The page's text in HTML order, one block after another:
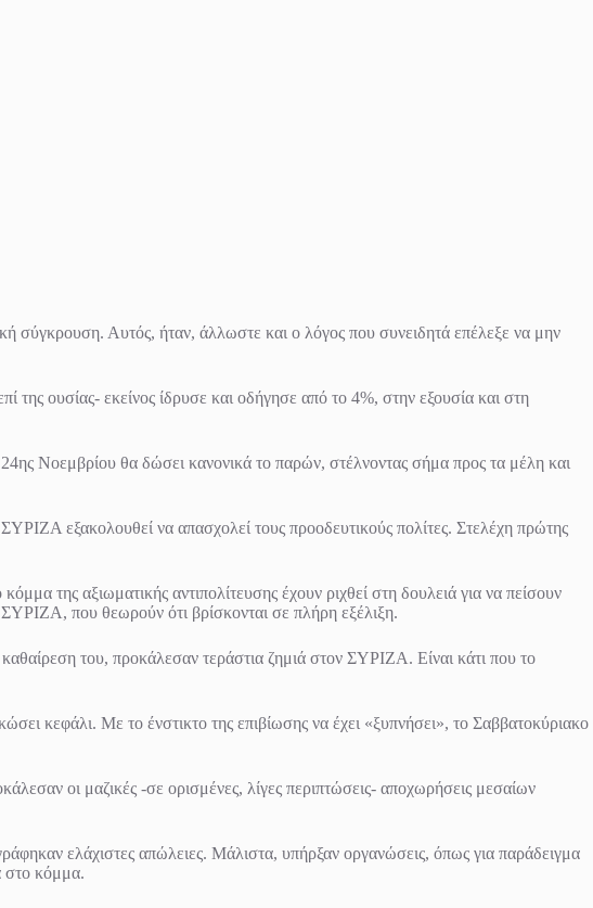
σύγκρουση. Αυτός, ήταν, άλλωστε και ο λόγος που συνειδητά επέλεξε να μην
της ουσίας- εκείνος ίδρυσε και οδήγησε από το 4%, στην εξουσία και στη
Νοεμβρίου θα δώσει κανονικά το παρών, στέλνοντας σήμα προς τα μέλη και
εξακολουθεί να απασχολεί τους προοδευτικούς πολίτες. Στελέχη πρώτης
της αξιωματικής αντιπολίτευσης έχουν ριχθεί στη δουλειά για να πείσουν
ΣΥΡΙΖΑ, που θεωρούν ότι βρίσκονται σε πλήρη εξέλιξη.
του, προκάλεσαν τεράστια ζημιά στον ΣΥΡΙΖΑ. Είναι κάτι που το
κεφάλι. Με το ένστικτο της επιβίωσης να έχει «ξυπνήσει», το Σαββατοκύριακο
οι μαζικές -σε ορισμένες, λίγες περιπτώσεις- αποχωρήσεις μεσαίων
ελάχιστες απώλειες. Μάλιστα, υπήρξαν οργανώσεις, όπως για παράδειγμα
στο κόμμα.